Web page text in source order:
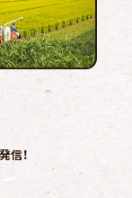
信！